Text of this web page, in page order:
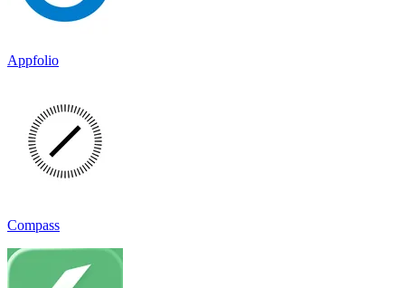
Appfolio
Compass